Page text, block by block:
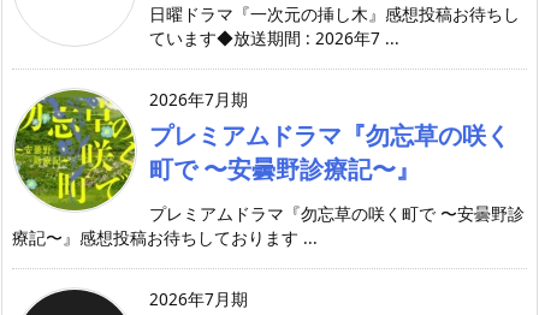
日曜ドラマ『一次元の挿し木』感想投稿お待ちし
ています◆放送期間 : 2026年7 ...
2026年7月期
プレミアムドラマ『勿忘草の咲く
町で 〜安曇野診療記〜』
プレミアムドラマ『勿忘草の咲く町で 〜安曇野診
療記〜』感想投稿お待ちしております ...
2026年7月期